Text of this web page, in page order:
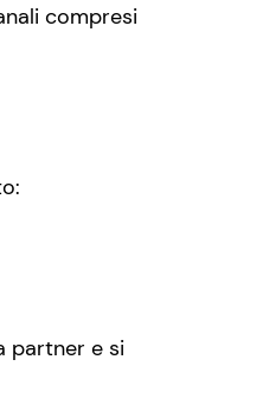
compresi
partner e si